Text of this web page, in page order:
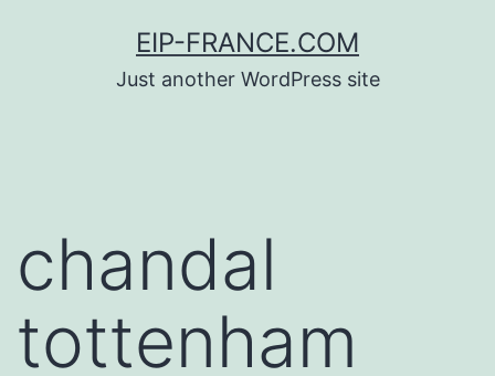
EIP-FRANCE.COM
Just another WordPress site
chandal
tottenham